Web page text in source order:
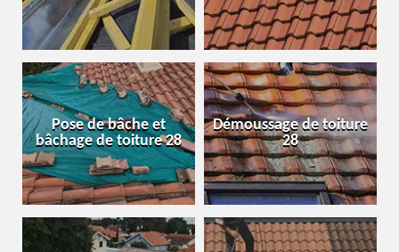
Pose de bâche et
bâchage de toiture 28
Démoussage de toiture
28